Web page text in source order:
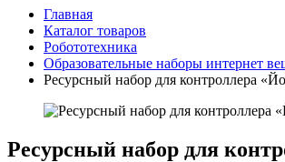
Главная
Каталог товаров
Робототехника
Образовательные наборы интернет
Ресурсный набор для контроллера
Ресурсный набор для